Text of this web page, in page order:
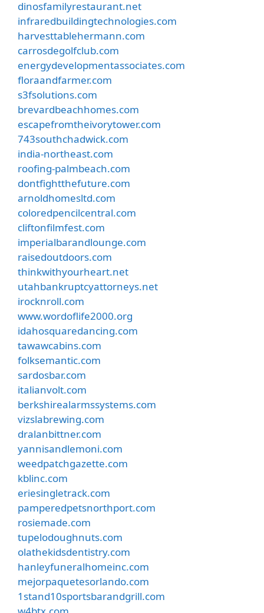
dinosfamilyrestaurant.net
infraredbuildingtechnologies.com
harvesttablehermann.com
carrosdegolfclub.com
energydevelopmentassociates.com
floraandfarmer.com
s3fsolutions.com
brevardbeachhomes.com
escapefromtheivorytower.com
743southchadwick.com
india-northeast.com
roofing-palmbeach.com
dontfightthefuture.com
arnoldhomesltd.com
coloredpencilcentral.com
cliftonfilmfest.com
imperialbarandlounge.com
raisedoutdoors.com
thinkwithyourheart.net
utahbankruptcyattorneys.net
irocknroll.com
www.wordoflife2000.org
idahosquaredancing.com
tawawcabins.com
folksemantic.com
sardosbar.com
italianvolt.com
berkshirealarmssystems.com
vizslabrewing.com
dralanbittner.com
yannisandlemoni.com
weedpatchgazette.com
kblinc.com
eriesingletrack.com
pamperedpetsnorthport.com
rosiemade.com
tupelodoughnuts.com
olathekidsdentistry.com
hanleyfuneralhomeinc.com
mejorpaquetesorlando.com
1stand10sportsbarandgrill.com